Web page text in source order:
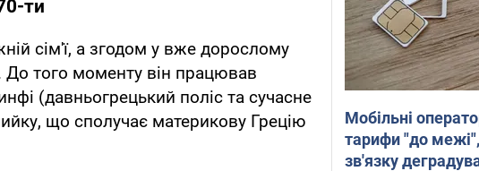
ти
сім'ї, а згодом у вже дорослому
До того моменту він працював
(давньогрецький поліс та сучасне
що сполучає материкову Грецію
Мобільні
тарифи "до межі",
зв'язку